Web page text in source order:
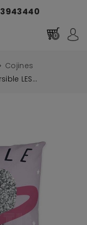
0
Cojines
LES...